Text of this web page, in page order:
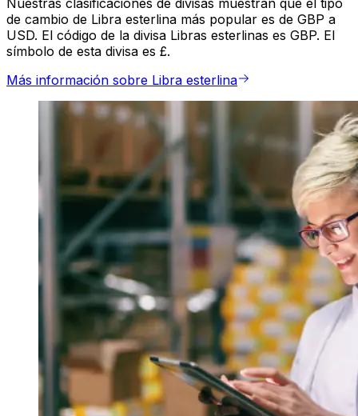
Nuestras clasificaciones de divisas muestran que el tipo
de cambio de Libra esterlina más popular es de GBP a
USD. El código de la divisa Libras esterlinas es GBP. El
símbolo de esta divisa es £.
Más información sobre Libra esterlina